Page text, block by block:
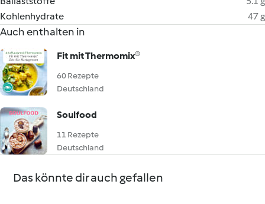
Kohlenhydrate
47 g
Auch enthalten in
Fit mit Thermomix®
60 Rezepte
Deutschland
Soulfood
11 Rezepte
Deutschland
Das könnte dir auch gefallen